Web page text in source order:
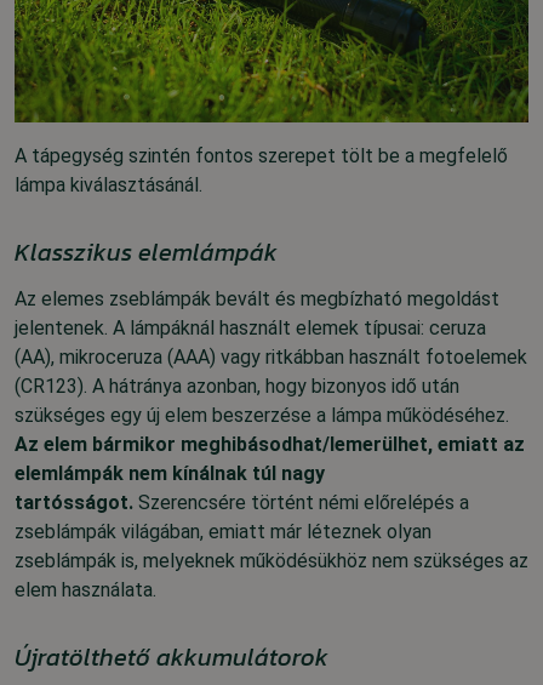
A tápegység szintén fontos szerepet tölt be a megfelelő
lámpa kiválasztásánál.
Klasszikus elemlámpák
Az elemes zseblámpák bevált és megbízható megoldást
jelentenek. A lámpáknál használt elemek típusai: ceruza
(AA), mikroceruza (AAA) vagy ritkábban használt fotoelemek
(CR123). A hátránya azonban, hogy bizonyos idő után
szükséges egy új elem beszerzése a lámpa működéséhez.
Az elem bármikor meghibásodhat/lemerülhet, emiatt az
elemlámpák nem kínálnak túl nagy
tartósságot. Szerencsére történt némi előrelépés a
zseblámpák világában, emiatt már léteznek olyan
zseblámpák is, melyeknek működésükhöz nem szükséges az
elem használata.
Újratölthető akkumulátorok